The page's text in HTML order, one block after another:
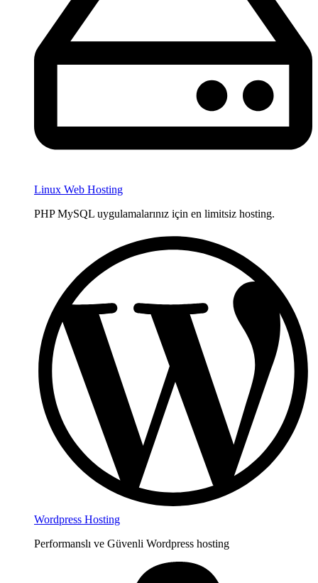
Linux Web Hosting
PHP MySQL uygulamalarınız için en limitsiz hosting.
Wordpress Hosting
Performanslı ve Güvenli Wordpress hosting